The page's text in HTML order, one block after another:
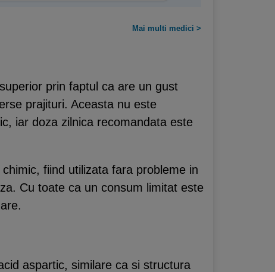
Mai multi medici >
prin faptul ca are un gust
prajituri. Aceasta nu este
iar doza zilnica recomandata este
fiind utilizata fara probleme in
Cu toate ca un consum limitat este
aspartic, similare ca si structura